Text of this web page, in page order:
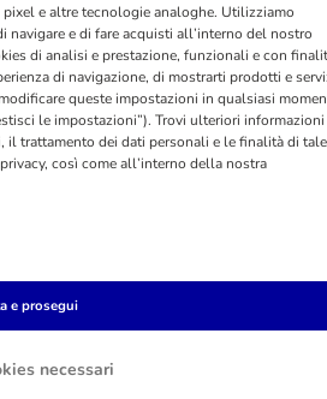
I
e altre tecnologie analoghe. Utilizziamo
e di fare acquisti all’interno del nostro
di analisi e prestazione, funzionali e con
di navigazione, di mostrarti prodotti e
queste impostazioni in qualsiasi
le impostazioni”). Trovi ulteriori informazioni
trattamento dei dati personali e le finalità di tale
così come all’interno della nostra
necessari
e prosegui